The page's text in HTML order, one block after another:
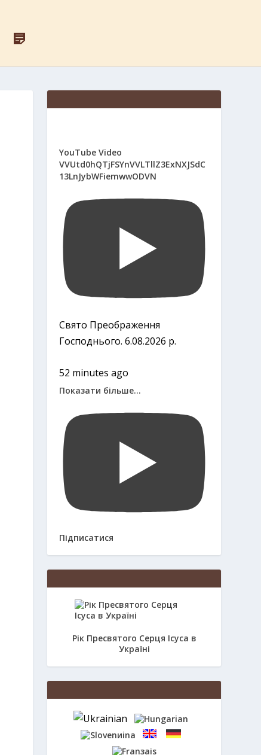
Д
С
YouTube Video
VVUtd0hQTjFSYnVVLTllZ3ExNXJSdC
13LnJybWFiemwwODVN
Свято Преображення
Господнього. 6.08.2026 р.
52 minutes ago
Показати більше...
Підписатися
Рік Пресвятого Серця Ісуса в
Україні